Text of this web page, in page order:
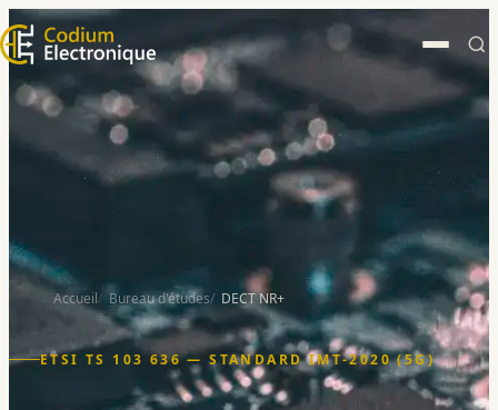
Accueil Bureau d'études DECT NR+
ETSI TS 103 636 — STANDARD IMT-2020 (5G)